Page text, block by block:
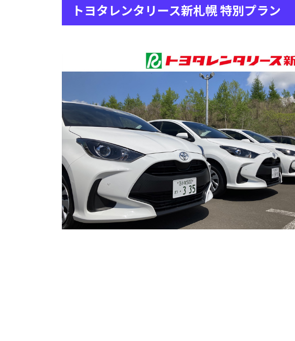
トヨタレンタリース新札幌 特別プラン